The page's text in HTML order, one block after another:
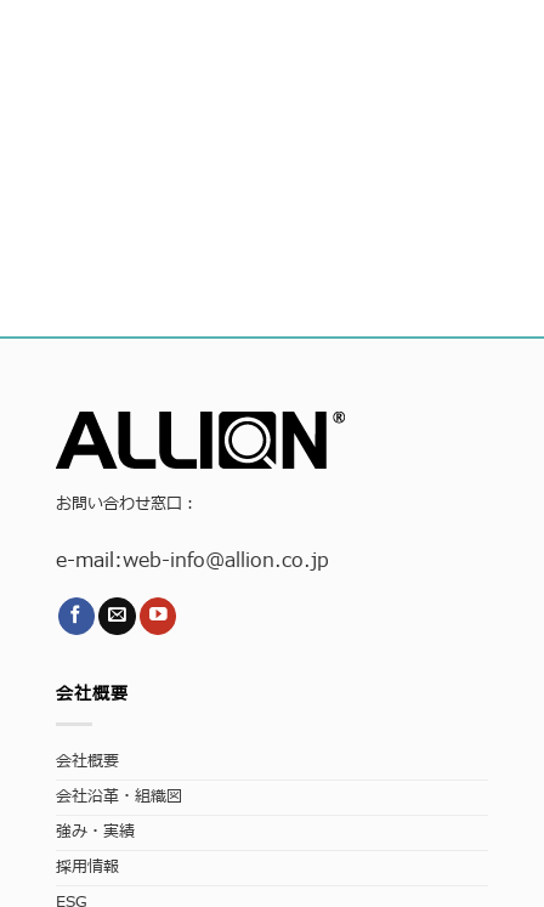
お問い合わせ窓口：
e-mail:web-info@allion.co.jp
会社概要
会社概要
会社沿革・組織図
強み・実績
採用情報
ESG